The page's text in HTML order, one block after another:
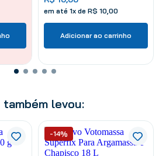
em até 1x de R$ 10 00
Adicionar ao carrinho
também levou:
-14%